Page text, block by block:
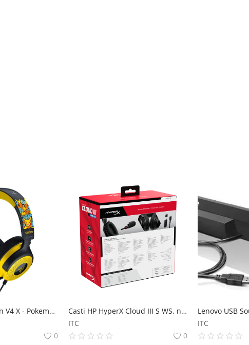
Casti Razer Kraken V4 X - Pokemon Ed. Casti Razer Kraken V4 X - Pokémon Ed. Razer
0
Casti HP HyperX Cloud III S WS, ng-rosu Casti HP HyperX Cloud III S WS, ng-rosu HP
ITC
0
ITC